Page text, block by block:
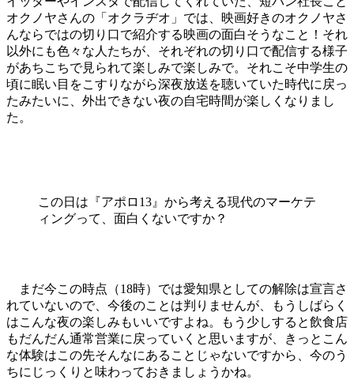
オクノヤさんの「オクラヂオ」では、映画好きのオクノヤさ
んならではの切り口で紹介する映画の面白そうなこと！それ
以外にも色々な人たちが、それぞれの切り口で配信する様子
があちこちで見られて楽しみで楽しみで。それこそ中学生の
頃に眠い目をこすりながら深夜放送を聴いていた時代に戻っ
たみたいに、外出できない夜の自宅時間が楽しくなりまし
た。
この日は『アポロ13』から考える現代のマーケテ
ィングって、面白くないですか？
まだ今この時点（18時）では愛知県としての解除は宣言さ
れていないので、今後のことは判りませんが、もうしばらく
はこんな夜の楽しみもいいですよね。もう少しすると飲食店
もだんだん通常営業に戻っていくと思いますが、きっとこん
な体験はこの先そんなにあることじゃないですから、今のう
ちにじっくりと味わっておきましょうかね。